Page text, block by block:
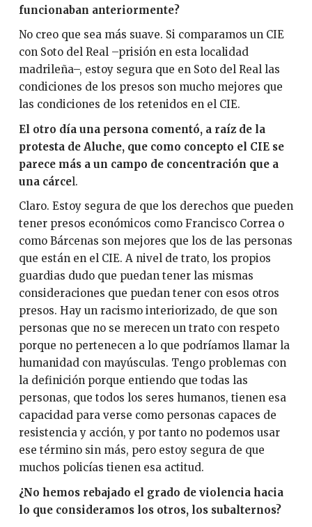
funcionaban anteriormente?
No creo que sea más suave. Si comparamos un CIE
con Soto del Real –prisión en esta localidad
madrileña–, estoy segura que en Soto del Real las
condiciones de los presos son mucho mejores que
las condiciones de los retenidos en el CIE.
El otro día una persona comentó, a raíz de la
protesta de Aluche, que como concepto el CIE se
parece más a un campo de concentración que a
una cárcel.
Claro. Estoy segura de que los derechos que pueden
tener presos económicos como Francisco Correa o
como Bárcenas son mejores que los de las personas
que están en el CIE. A nivel de trato, los propios
guardias dudo que puedan tener las mismas
consideraciones que puedan tener con esos otros
presos. Hay un racismo interiorizado, de que son
personas que no se merecen un trato con respeto
porque no pertenecen a lo que podríamos llamar la
humanidad con mayúsculas. Tengo problemas con
la definición porque entiendo que todas las
personas, que todos los seres humanos, tienen esa
capacidad para verse como personas capaces de
resistencia y acción, y por tanto no podemos usar
ese término sin más, pero estoy segura de que
muchos policías tienen esa actitud.
¿No hemos rebajado el grado de violencia hacia
lo que consideramos los otros, los subalternos?